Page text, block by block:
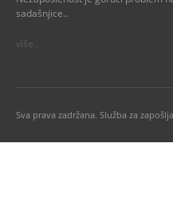
sadašnjice..
više..
Sva prava zadržana. Služba za